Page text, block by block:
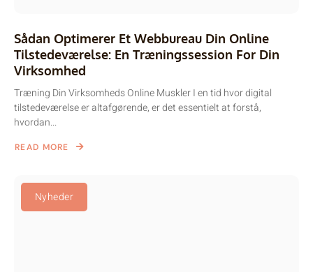
Sådan Optimerer Et Webbureau Din Online
Tilstedeværelse: En Træningssession For Din
Virksomhed
Træning Din Virksomheds Online Muskler I en tid hvor digital
tilstedeværelse er altafgørende, er det essentielt at forstå,
hvordan...
READ MORE
Nyheder